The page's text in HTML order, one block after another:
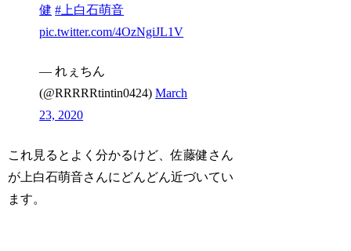
健 #上白石萌音
pic.twitter.com/4OzNgiJL1V
— れぇちん
(@RRRRRtintin0424)March
23, 2020
これ見るとよく分かるけど、佐藤健さん
が上白石萌音さんにどんどん近づいてい
ます。